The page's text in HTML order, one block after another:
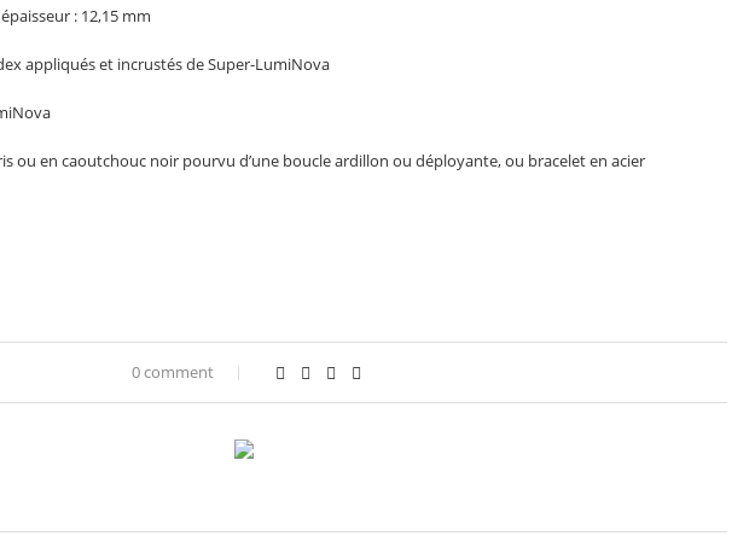
: 12,15 mm
appliqués et incrustés de Super-LumiNova
ou en caoutchouc noir pourvu d’une boucle ardillon ou déployante, ou bracelet en acier
0 comment